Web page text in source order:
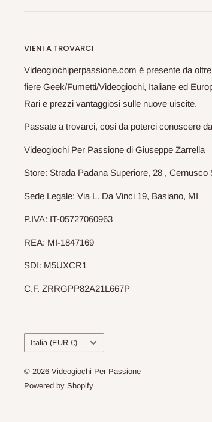
VIENI A TROVARCI
Videogiochiperpassione.com è presente da
fiere Geek/Fumetti/Videogiochi, Italiane ed
Rari e prezzi vantaggiosi sulle nuove uiscite.
Passate a trovarci, cosi da poterci conoscere
Videogiochi Per Passione di Giuseppe Zarrella
Store: Strada Padana Superiore, 28 , Cernusco
Sede Legale: Via L. Da Vinci 19, Basiano, MI
P.IVA: IT-05727060963
REA: MI-1847169
SDI: M5UXCR1
C.F. ZRRGPP82A21L667P
Paese
Italia (EUR €)
© 2026 Videogiochi Per Passione
Powered by Shopify